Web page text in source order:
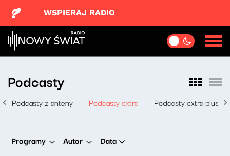
WSPIERAJ RADIO
Podcasty
Podcasty z anteny Podcasty extra Podcasty extra plus
Programy Autor Data